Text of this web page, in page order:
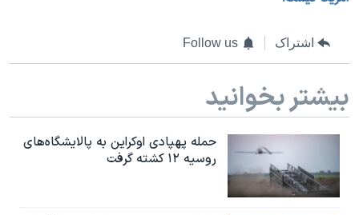
اشتراک Follow us
بیشتر بخوانید
حمله پهپادی اوکراین به پالایشگاه‌های
روسیه ۱۲ کشته گرفت